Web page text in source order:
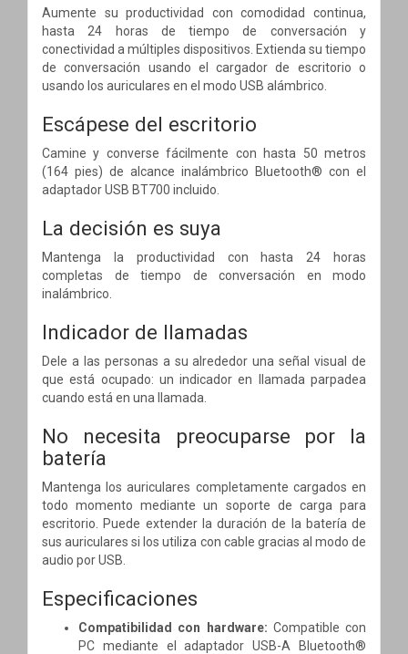
Aumente su productividad con comodidad continua,
hasta 24 horas de tiempo de conversación y
conectividad a múltiples dispositivos. Extienda su tiempo
de conversación usando el cargador de escritorio o
usando los auriculares en el modo USB alámbrico.
Escápese del escritorio
Camine y converse fácilmente con hasta 50 metros
(164 pies) de alcance inalámbrico Bluetooth® con el
adaptador USB BT700 incluido.
La decisión es suya
Mantenga la productividad con hasta 24 horas
completas de tiempo de conversación en modo
inalámbrico.
Indicador de llamadas
Dele a las personas a su alrededor una señal visual de
que está ocupado: un indicador en llamada parpadea
cuando está en una llamada.
No necesita preocuparse por la
batería
Mantenga los auriculares completamente cargados en
todo momento mediante un soporte de carga para
escritorio. Puede extender la duración de la batería de
sus auriculares si los utiliza con cable gracias al modo de
audio por USB.
Especificaciones
Compatibilidad con hardware: Compatible con
PC mediante el adaptador USB-A Bluetooth®